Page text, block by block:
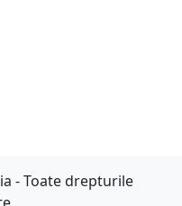
- Toate drepturile